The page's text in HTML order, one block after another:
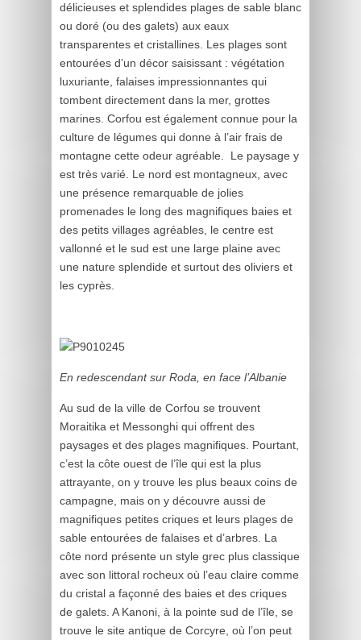
délicieuses et splendides plages de sable blanc
ou doré (ou des galets) aux eaux
transparentes et cristallines. Les plages sont
entourées d’un décor saisissant : végétation
luxuriante, falaises impressionnantes qui
tombent directement dans la mer, grottes
marines. Corfou est également connue pour la
culture de légumes qui donne à l’air frais de
montagne cette odeur agréable. Le paysage y
est très varié. Le nord est montagneux, avec
une présence remarquable de jolies
promenades le long des magnifiques baies et
des petits villages agréables, le centre est
vallonné et le sud est une large plaine avec
une nature splendide et surtout des oliviers et
les cyprès.
En redescendant sur Roda, en face l’Albanie
Au sud de la ville de Corfou se trouvent
Moraitika et Messonghi qui offrent des
paysages et des plages magnifiques. Pourtant,
c’est la côte ouest de l’île qui est la plus
attrayante, on y trouve les plus beaux coins de
campagne, mais on y découvre aussi de
magnifiques petites criques et leurs plages de
sable entourées de falaises et d’arbres. La
côte nord présente un style grec plus classique
avec son littoral rocheux où l’eau claire comme
du cristal a façonné des baies et des criques
de galets. A Kanoni, à la pointe sud de l’île, se
trouve le site antique de Corcyre, où l’on peut